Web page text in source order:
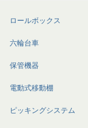
ロールボックス
六輪台車
保管機器
電動式移動棚
ピッキングシステム